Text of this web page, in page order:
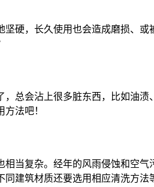
硬，长久使用也会造成磨损、
总会沾上很多脏东西，比如油
法吧！
当复杂。经年的风雨侵蚀和空
建筑材质还要选用相应清洗方法